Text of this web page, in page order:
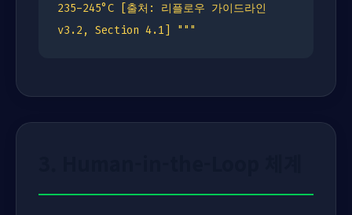
235-245°C [출처: 리플로우 가이드라인
v3.2, Section 4.1] """